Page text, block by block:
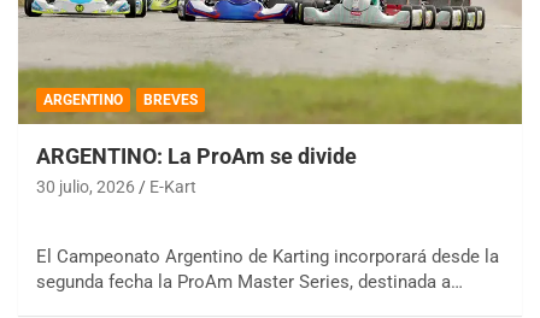
ARGENTINO BREVES
ARGENTINO: La ProAm se divide
30 julio, 2026 E-Kart
El Campeonato Argentino de Karting incorporará desde la
segunda fecha la ProAm Master Series, destinada a…